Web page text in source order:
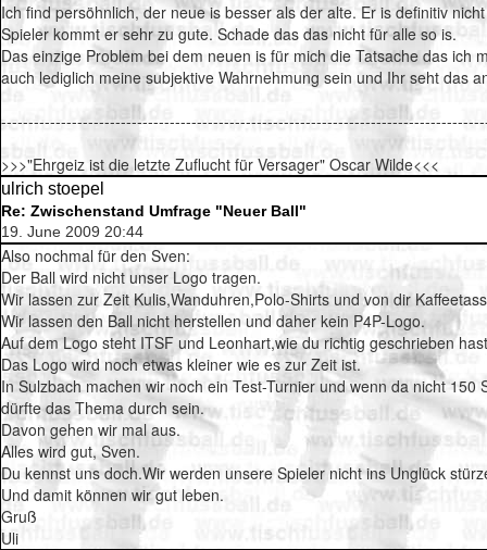
Ich find persöhnlich, der neue is besser als der alte. Er is definitiv
Spieler kommt er sehr zu gute. Schade das das nicht für alle so is.
Das einzige Problem bei dem neuen is für mich die Tatsache das
auch lediglich meine subjektive Wahrnehmung sein und Ihr seht das
>>>"Ehrgeiz ist die letzte Zuflucht für Versager" Oscar Wilde<<<
ulrich stoepel
Re: Zwischenstand Umfrage "Neuer Ball"
19. June 2009 20:44
Also nochmal für den Sven:
Der Ball wird nicht unser Logo tragen.
Wir lassen zur Zeit Kulis,Wanduhren,Polo-Shirts und von dir
Wir lassen den Ball nicht herstellen und daher kein P4P-Logo.
Auf dem Logo steht ITSF und Leonhart,wie du richtig geschrieben
Das Logo wird noch etwas kleiner wie es zur Zeit ist.
In Sulzbach machen wir noch ein Test-Turnier und wenn da nicht
dürfte das Thema durch sein.
Davon gehen wir mal aus.
Alles wird gut, Sven.
Du kennst uns doch.Wir werden unsere Spieler nicht ins Unglück
Und damit können wir gut leben.
Gruß
Uli